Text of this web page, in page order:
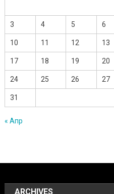
3 4 5 6
10 11 12 13
17 18 19 20
24 25 26 27
31
« Апр
ARCHIVES